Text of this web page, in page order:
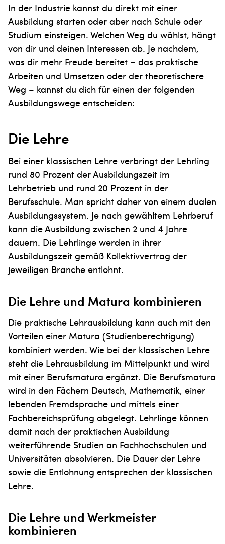
In der Industrie kannst du direkt mit einer
Ausbildung starten oder aber nach Schule oder
Studium einsteigen. Welchen Weg du wählst, hängt
von dir und deinen Interessen ab. Je nachdem,
was dir mehr Freude bereitet – das praktische
Arbeiten und Umsetzen oder der theoretischere
Weg – kannst du dich für einen der folgenden
Ausbildungswege entscheiden:
Die Lehre
Bei einer klassischen Lehre verbringt der Lehrling
rund 80 Prozent der Ausbildungszeit im
Lehrbetrieb und rund 20 Prozent in der
Berufsschule. Man spricht daher von einem dualen
Ausbildungssystem. Je nach gewähltem Lehrberuf
kann die Ausbildung zwischen 2 und 4 Jahre
dauern. Die Lehrlinge werden in ihrer
Ausbildungszeit gemäß Kollektivvertrag der
jeweiligen Branche entlohnt.
Die Lehre und Matura kombinieren
Die praktische Lehrausbildung kann auch mit den
Vorteilen einer Matura (Studienberechtigung)
kombiniert werden. Wie bei der klassischen Lehre
steht die Lehrausbildung im Mittelpunkt und wird
mit einer Berufsmatura ergänzt. Die Berufsmatura
wird in den Fächern Deutsch, Mathematik, einer
lebenden Fremdsprache und mittels einer
Fachbereichsprüfung abgelegt. Lehrlinge können
damit nach der praktischen Ausbildung
weiterführende Studien an Fachhochschulen und
Universitäten absolvieren. Die Dauer der Lehre
sowie die Entlohnung entsprechen der klassischen
Lehre.
Die Lehre und Werkmeister
kombinieren